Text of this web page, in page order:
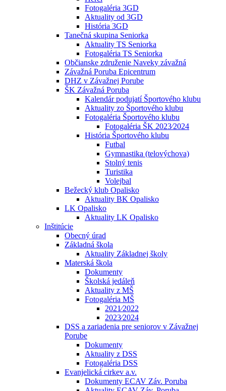
Fotogaléria 3GD
Aktuality od 3GD
História 3GD
Tanečná skupina Seniorka
Aktuality TS Seniorka
Fotogaléria TS Seniorka
Občianske združenie Naveky závažná
Závažná Poruba Epicentrum
DHZ v Závažnej Porube
ŠK Závažná Poruba
Kalendár podujatí Športového klubu
Aktuality zo Športového klubu
Fotogaléria Športového klubu
Fotogaléria ŠK 2023⁄2024
História Športového klubu
Futbal
Gymnastika (telovýchova)
Stolný tenis
Turistika
Volejbal
Bežecký klub Opalisko
Aktuality BK Opalisko
LK Opalisko
Aktuality LK Opalisko
Inštitúcie
Obecný úrad
Základná škola
Aktuality Základnej školy
Materská škola
Dokumenty
Školská jedáleň
Aktuality z MŠ
Fotogaléria MŠ
2021⁄2022
2023⁄2024
DSS a zariadenia pre seniorov v Závažnej
Porube
Dokumenty
Aktuality z DSS
Fotogaléria DSS
Evanjelická cirkev a.v.
Dokumenty ECAV Záv. Poruba